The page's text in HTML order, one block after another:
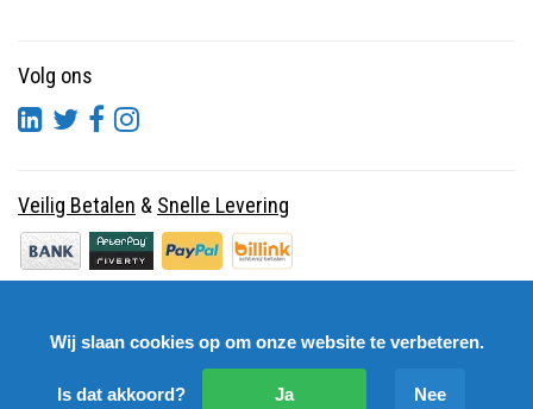
Volg ons
Veilig Betalen & Snelle Levering
Wij slaan cookies op om onze website te verbeteren.
Is dat akkoord? Ja Nee